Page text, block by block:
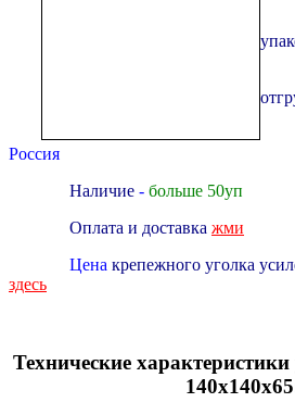
Россия
Наличие - больше 50уп
Оплата и доставка жми
Цена крепежного уголка
здесь
Технические